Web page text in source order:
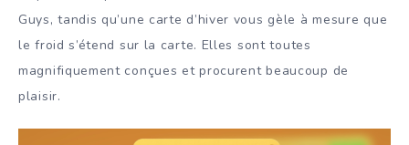
Guys, tandis qu’une carte d’hiver vous gèle à mesure que
le froid s’étend sur la carte. Elles sont toutes
magnifiquement conçues et procurent beaucoup de
plaisir.